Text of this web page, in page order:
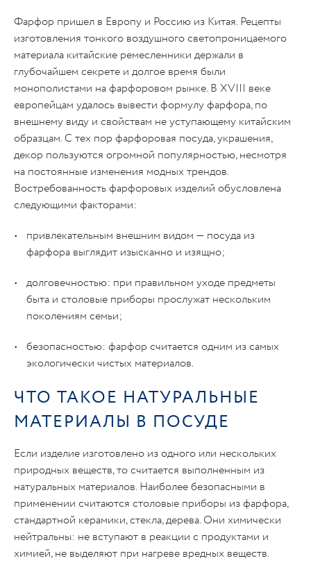
Фарфор пришел в Европу и Россию из Китая. Рецепты
изготовления тонкого воздушного светопроницаемого
материала китайские ремесленники держали в
глубочайшем секрете и долгое время были
монополистами на фарфоровом рынке. В XVIII веке
европейцам удалось вывести формулу фарфора, по
внешнему виду и свойствам не уступающему китайским
образцам. С тех пор фарфоровая посуда, украшения,
декор пользуются огромной популярностью, несмотря
на постоянные изменения модных трендов.
Востребованность фарфоровых изделий обусловлена
следующими факторами:
привлекательным внешним видом — посуда из
фарфора выглядит изысканно и изящно;
долговечностью: при правильном уходе предметы
быта и столовые приборы прослужат нескольким
поколениям семьи;
безопасностью: фарфор считается одним из самых
экологически чистых материалов.
ЧТО ТАКОЕ НАТУРАЛЬНЫЕ
МАТЕРИАЛЫ В ПОСУДЕ
Если изделие изготовлено из одного или нескольких
природных веществ, то считается выполненным из
натуральных материалов. Наиболее безопасными в
применении считаются столовые приборы из фарфора,
стандартной керамики, стекла, дерева. Они химически
нейтральны: не вступают в реакции с продуктами и
химией, не выделяют при нагреве вредных веществ.